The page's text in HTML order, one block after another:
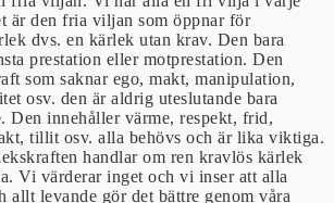
är den fria viljan som öppnar för
dvs. en kärlek utan krav. Den bara
prestation eller motprestation. Den
som saknar ego, makt, manipulation,
osv. den är aldrig uteslutande bara
Den innehåller värme, respekt, frid,
tillit osv. alla behövs och är lika viktiga.
handlar om ren kravlös kärlek
Vi värderar inget och vi inser att alla
allt levande gör det bättre genom våra